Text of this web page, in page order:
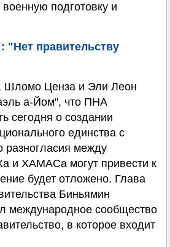
подготовку и
"Нет правительству
Шломо Ценза и Эли Леон
а-Йом", что ПНА
сегодня о создании
единства с
между
и ХАМАСа могут привести к
будет отложено. Глава
Биньямин
международное сообщество
в которое входит